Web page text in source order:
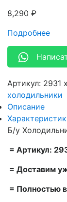
8,290 ₽
Подробнее
Артикул: 2931
холодильники
Описание
Б/у
= Артикул:
= Доставим
= Полностью